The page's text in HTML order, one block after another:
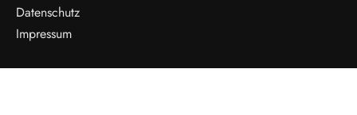
Datenschutz
Impressum